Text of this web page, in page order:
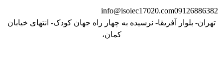
09126886382
info@isoiec17020.com
تهران- بلوار آفریقا- نرسیده به چهار راه جهان کودک- انتهای خیابان
کمان،